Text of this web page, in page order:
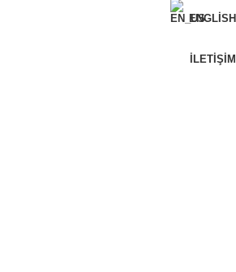
ENGLISH
İLETIŞIM